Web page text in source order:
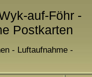
auf-Föhr -
Postkarten
- Luftaufnahme -